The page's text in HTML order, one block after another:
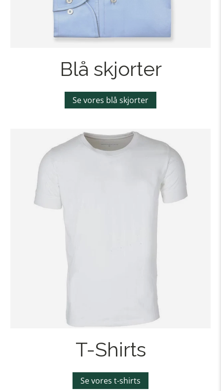
Blå skjorter
Se vores blå skjorter
T-Shirts
Se vores t-shirts